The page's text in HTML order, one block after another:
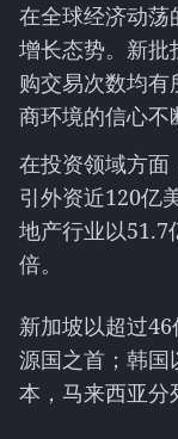
在全球经济动荡
增长态势。新批
购交易次数均
商环境的信心不
在投资领域方面
引外资近120亿
地产行业以51.7
倍。
新加坡以超过
源国之首；韩国
本，马来西亚分